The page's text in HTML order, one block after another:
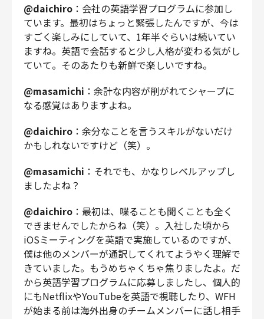
@daichiro ：会社の英語学習プログラムに参加し
ています。最初はちょっと緊張したんですが、今は
すごく楽しみにしていて、1年半ぐらいは続いてい
ますね。英語で会話すると少し人格が変わる気がし
ていて。そのあたりも新鮮で楽しいですね。
@masamichi ：余計な内容が削がれてシャープに
なる感覚はありますよね。
@daichiro ：余分なことを言うスキルがないだけ
かもしれないですけど（笑）。
@masamichi ：それでも、かなりレベルアップし
ましたよね？
@daichiro ：最初は、喋ることも聞くことも全く
できませんでしたからね（笑）。入社した頃から
iOSミーティングを英語で実施しているのですが、
僕は他のメンバーが通訳してくれてようやく理解で
きていました。もうめちゃくちゃ焦りましたよ。だ
から英語学習プログラムに応募しましたし、個人的
にもNetflixやYouTubeを英語で視聴したり、WFH
が始まる前は海外出身のチームメンバーに話し相手